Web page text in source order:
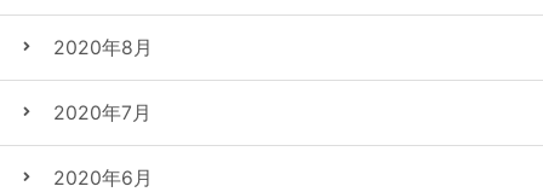
2020年8月
2020年7月
2020年6月